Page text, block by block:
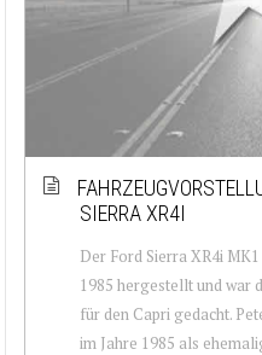
SIERRA XR4I
Der Ford Sierra XR4i
1985 hergestellt und war
für den Capri gedacht.
im Jahre 1985 als